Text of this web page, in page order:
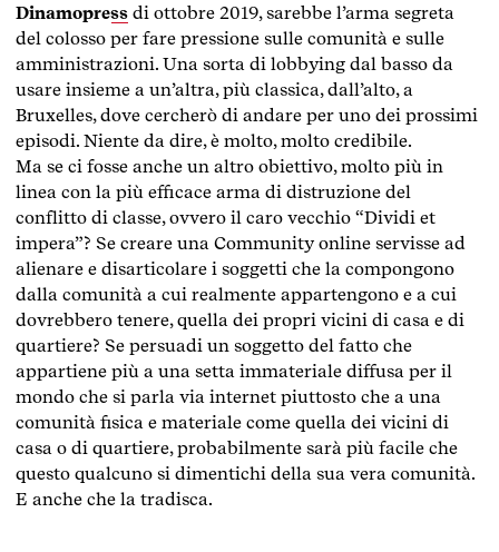
Dinamopress di ottobre 2019, sarebbe l’arma segreta
del colosso per fare pressione sulle comunità e sulle
amministrazioni. Una sorta di lobbying dal basso da
usare insieme a un’altra, più classica, dall’alto, a
Bruxelles, dove cercherò di andare per uno dei prossimi
episodi. Niente da dire, è molto, molto credibile.
Ma se ci fosse anche un altro obiettivo, molto più in
linea con la più efficace arma di distruzione del
conflitto di classe, ovvero il caro vecchio “Dividi et
impera”? Se creare una Community online servisse ad
alienare e disarticolare i soggetti che la compongono
dalla comunità a cui realmente appartengono e a cui
dovrebbero tenere, quella dei propri vicini di casa e di
quartiere? Se persuadi un soggetto del fatto che
appartiene più a una setta immateriale diffusa per il
mondo che si parla via internet piuttosto che a una
comunità fisica e materiale come quella dei vicini di
casa o di quartiere, probabilmente sarà più facile che
questo qualcuno si dimentichi della sua vera comunità.
E anche che la tradisca.